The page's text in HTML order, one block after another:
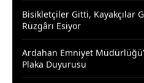
Ardahan Emniyet
Ardahan Belediye Başkanı